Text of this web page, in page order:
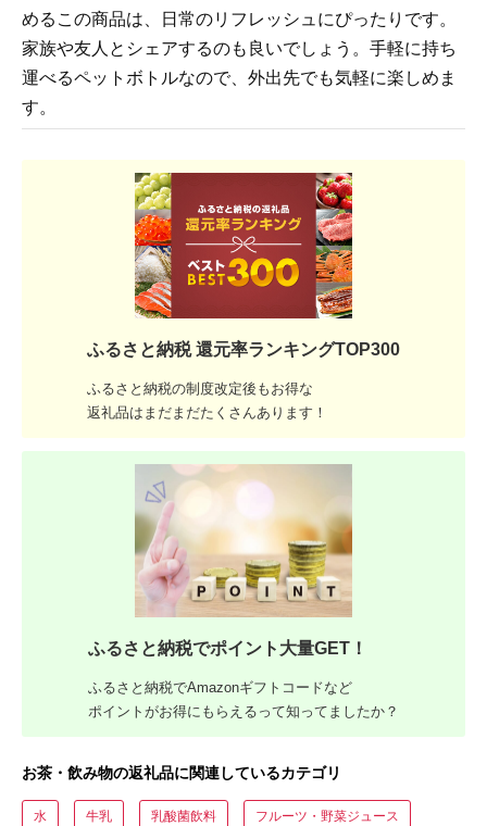
めるこの商品は、日常のリフレッシュにぴったりです。
家族や友人とシェアするのも良いでしょう。手軽に持ち
運べるペットボトルなので、外出先でも気軽に楽しめま
す。
ふるさと納税 還元率ランキングTOP300
ふるさと納税の制度改定後もお得な
返礼品はまだまだたくさんあります！
ふるさと納税でポイント大量GET！
ふるさと納税でAmazonギフトコードなど
ポイントがお得にもらえるって知ってましたか？
お茶・飲み物の返礼品に関連しているカテゴリ
水 牛乳 乳酸菌飲料 フルーツ・野菜ジュース